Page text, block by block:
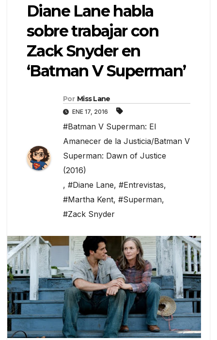
Diane Lane habla
sobre trabajar con
Zack Snyder en
‘Batman V Superman’
Por Miss Lane
ENE 17, 2016
#Batman V Superman: El
Amanecer de la Justicia/Batman V
Superman: Dawn of Justice
(2016)
, #Diane Lane, #Entrevistas,
#Martha Kent, #Superman,
#Zack Snyder